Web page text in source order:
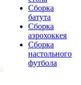
Сборка
батута
Сборка
аэрохоккея
Сборка
настольного
футбола